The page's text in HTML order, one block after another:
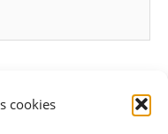
cookies